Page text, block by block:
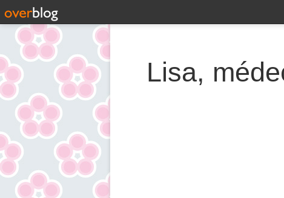
Lisa,